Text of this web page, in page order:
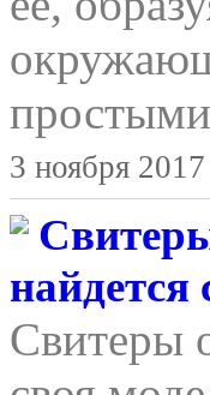
3 ноября 2017
найдется
Свитеры